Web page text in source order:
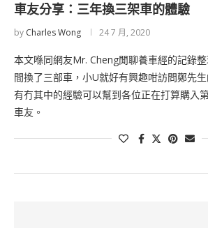
車友分享：三年換三架車的體驗
by Charles Wong 24 7 月, 2020
本文喺同網友Mr. Cheng閒聊養車經的記錄
間換了三部車，小U就好有興趣咁訪問鄭先
有冇其中的經驗可以幫到各位正在打算購入
車友。